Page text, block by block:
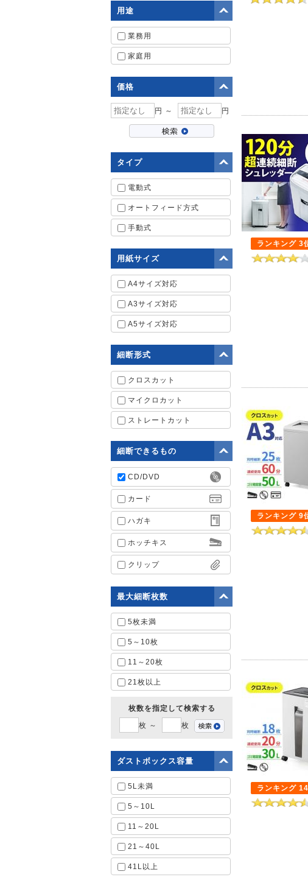
用途
業務用
家庭用
価格
円 ～ 円
タイプ
電動式
オートフィード方式
手動式
用紙サイズ
A4サイズ対応
A3サイズ対応
A5サイズ対応
細断形式
クロスカット
マイクロカット
ストレートカット
細断できるもの
CD/DVD
カード
ハガキ
ホッチキス
クリップ
最大細断枚数
5枚未満
5～10枚
11～20枚
21枚以上
枚数を指定して検索する
枚 ～ 枚
ダストボックス容量
5L未満
5～10L
11～20L
21～40L
41L以上
ランキング 3
ランキング 9
ランキング